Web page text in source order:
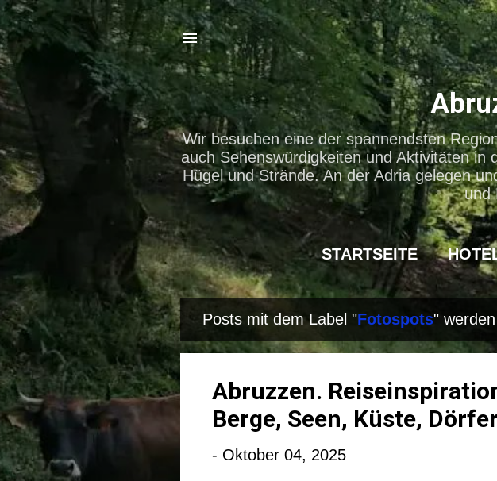
Direkt
Wir besuchen eine der spannendsten
auch Sehenswürdigkeiten und Aktivitäten in
Hügel und Strände. An der Adria gelegen
und
STARTSEITE
P
o
Posts mit dem Label "Fotospots"
Abruzzen.
Berge, Seen, Küste, Dörfer
- Oktober 04, 2025